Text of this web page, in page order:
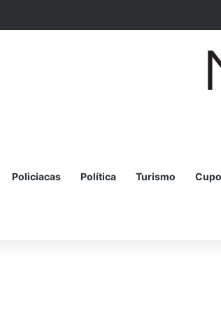
Tarifa Social MOBI en Cancún
Policiacas Política Turismo